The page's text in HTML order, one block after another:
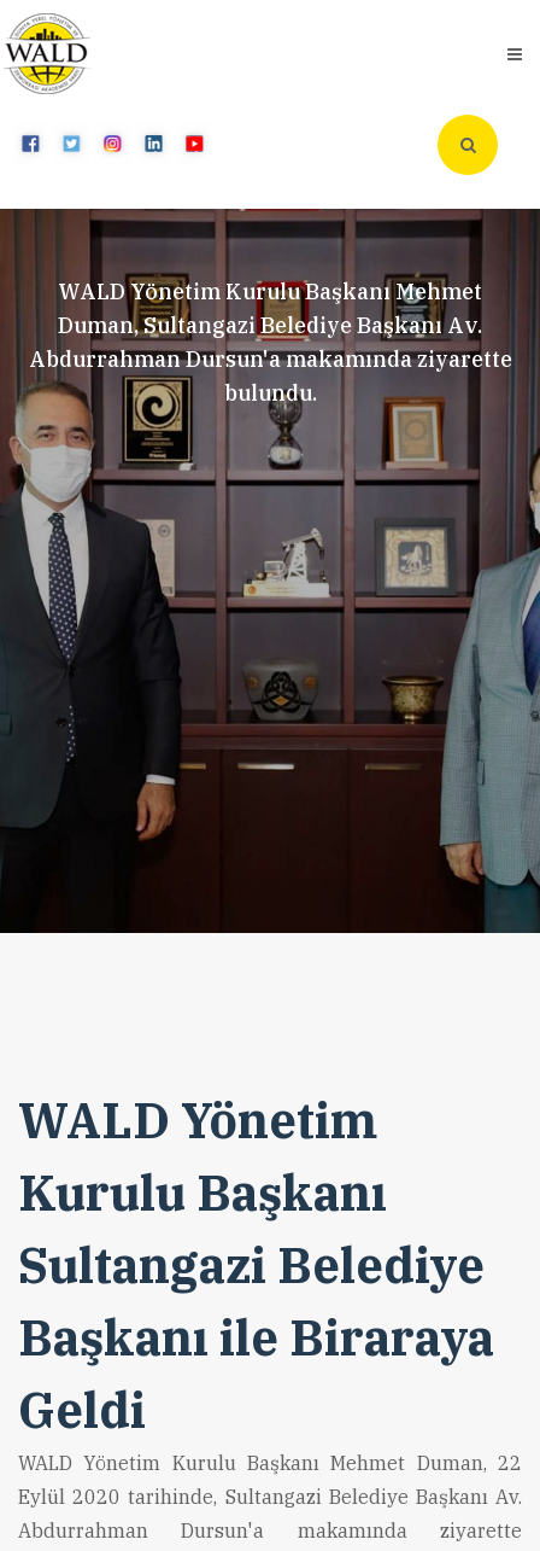
WALD Yönetim Kurulu Başkanı Mehmet
Duman, Sultangazi Belediye Başkanı Av.
Abdurrahman Dursun'a makamında ziyarette
bulundu.
WALD Yönetim
Kurulu Başkanı
Sultangazi Belediye
Başkanı ile Biraraya
Geldi
WALD Yönetim Kurulu Başkanı Mehmet Duman, 22
Eylül 2020 tarihinde, Sultangazi Belediye Başkanı Av.
Abdurrahman Dursun'a makamında ziyarette